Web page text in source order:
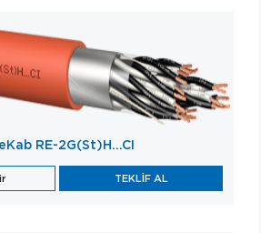
RE-2G(St)H…CI
TEKLİF AL